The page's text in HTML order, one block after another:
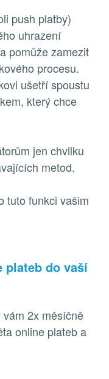
push platby)
uhrazení
pomůže zamezit
procesu.
ušetří spoustu
který chce
jen chvilku
metod.
tuto funkci vašim
plateb do vaší
2x měsíčně
online plateb a